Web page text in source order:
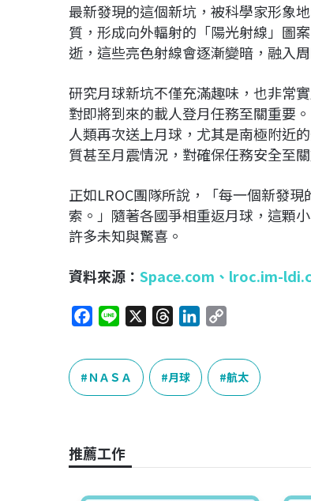
最新發現的這個新坑，被科學家形象
質，形成向外輻射的「陽光射線」圖
逝，這些亮色射線會逐漸變暗，融入
研究月球新坑不僅充滿趣味，也非常
對即將到來的載人登月任務至關重要
人類再次送上月球，尤其是南極附近
質甚至月震情況，對確保任務安全至關
正如LROC團隊所說，「每一個新發
索。」隨著各國爭相重返月球，這顆
許多未知與驚喜。
資料來源： Space.com 、 lroc.im-
c
e
b
k
n
e
r
e
a
k
p
y
L
ＮＡＳＡ 月球 航太
推薦工作